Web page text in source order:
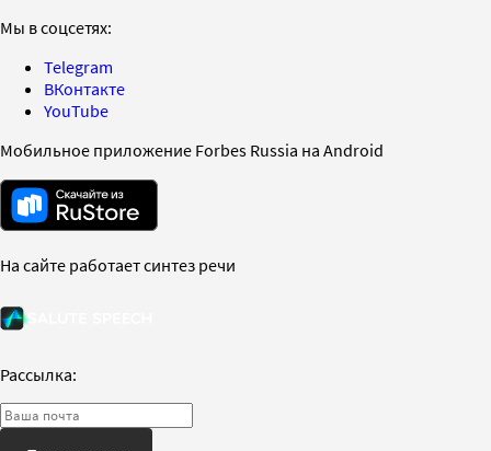
Мы в соцсетях:
Telegram
ВКонтакте
YouTube
Мобильное приложение Forbes Russia на Android
На сайте работает синтез речи
Рассылка: